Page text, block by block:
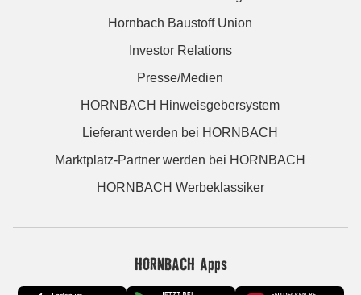
Hornbach Baustoff Union
Investor Relations
Presse/Medien
HORNBACH Hinweisgebersystem
Lieferant werden bei HORNBACH
Marktplatz-Partner werden bei HORNBACH
HORNBACH Werbeklassiker
HORNBACH Apps